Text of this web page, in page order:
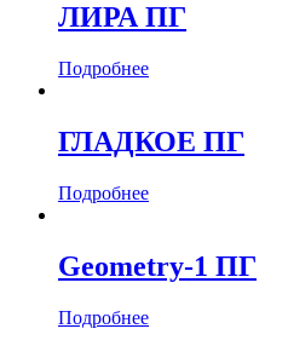
ЛИРА ПГ
Подробнее
ГЛАДКОЕ ПГ
Подробнее
Geometry-1 ПГ
Подробнее